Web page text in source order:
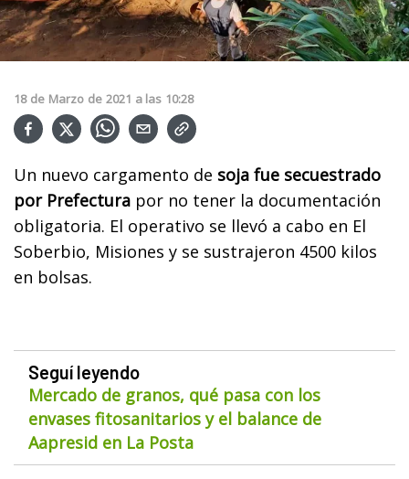
18 de Marzo de 2021 a las 10:28
Un nuevo cargamento de soja fue secuestrado
por Prefectura por no tener la documentación
obligatoria. El operativo se llevó a cabo en El
Soberbio, Misiones y se sustrajeron 4500 kilos
en bolsas.
Seguí leyendo
Mercado de granos, qué pasa con los
envases fitosanitarios y el balance de
Aapresid en La Posta